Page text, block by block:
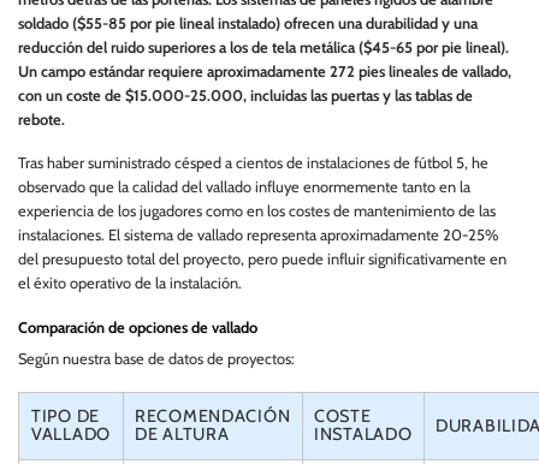
soldado ($55-85 por pie lineal instalado) ofrecen una durabilidad y una
reducción del ruido superiores a los de tela metálica ($45-65 por pie lineal).
Un campo estándar requiere aproximadamente 272 pies lineales de vallado,
con un coste de $15.000-25.000, incluidas las puertas y las tablas de
rebote.
Tras haber suministrado césped a cientos de instalaciones de fútbol 5, he
observado que la calidad del vallado influye enormemente tanto en la
experiencia de los jugadores como en los costes de mantenimiento de las
instalaciones. El sistema de vallado representa aproximadamente 20-25%
del presupuesto total del proyecto, pero puede influir significativamente en
el éxito operativo de la instalación.
Comparación de opciones de vallado
Según nuestra base de datos de proyectos:
TIPO DE
VALLADO
RECOMENDACIÓN
DE ALTURA
COSTE
INSTALADO